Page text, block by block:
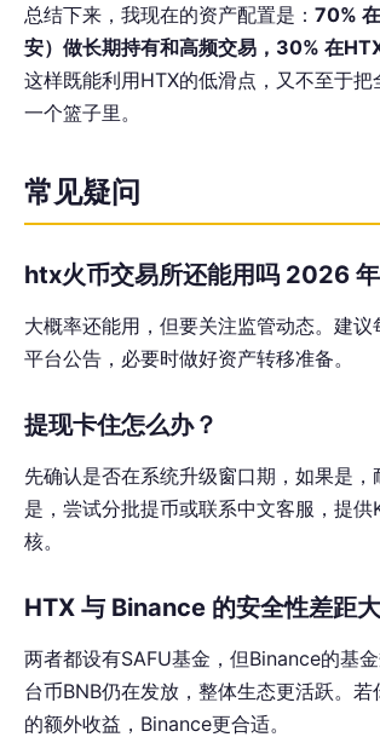
总结下来，我现在的资产配置是： 70%
安）做长期持有和高频交易，30% 在
这样既能利用HTX的低滑点，又不至于把
一个篮子里。
常见疑问
htx火币交易所还能用吗 2026 年
大概率还能用，但要关注监管动态。建议
平台公告，必要时做好资产转移准备。
提现卡住怎么办？
先确认是否在系统升级窗口期，如果是，
是，尝试分批提币或联系中文客服，提供
核。
HTX 与 Binance 的安全性差距
两者都设有SAFU基金，但Binance的基
台币BNB仍在发放，整体生态更活跃。若
的额外收益，Binance更合适。